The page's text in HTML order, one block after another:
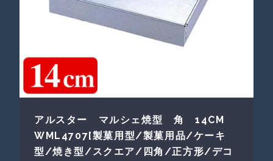
アルスター マルシェ焼型 角 14CM
WML4707[製菓用型/製菓用品/ケーキ
型/焼き型/スクエア/四角/正方形/デコ